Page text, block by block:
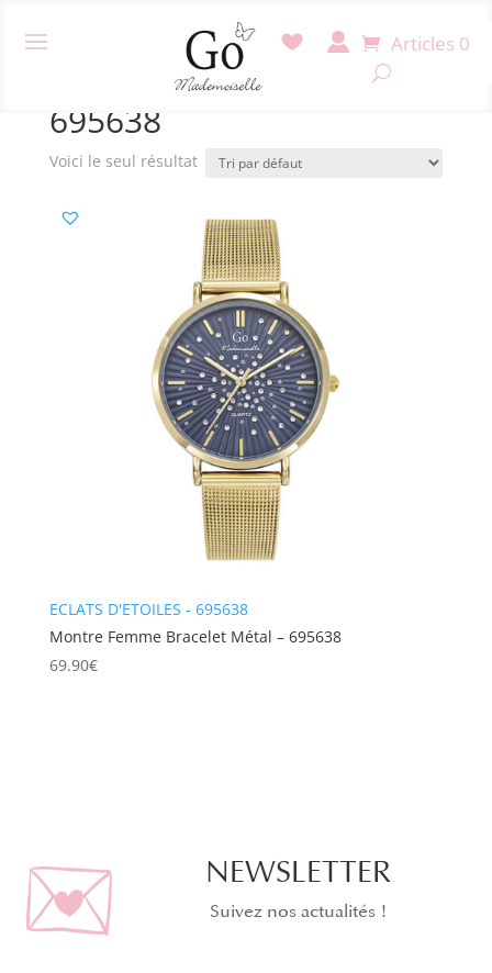
Articles 0
/ Produit Référence / 695638
695638
Voici le seul résultat
ECLATS D'ETOILES - 695638
Montre Femme Bracelet Métal – 695638
69.90€
NEWSLETTER
Suivez nos actualités !